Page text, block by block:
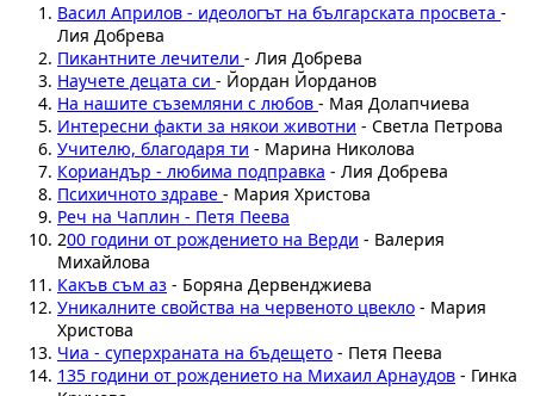
Васил Априлов - идеологът на българската просвета -
Лия Добрева
Пикантните лечители - Лия Добрева
Научете децата си - Йордан Йорданов
На нашите съземляни с любов - Мая Долапчиева
Интересни факти за някои животни - Светла Петрова
Учителю, благодаря ти - Марина Николова
Кориандър - любима подправка - Лия Добрева
Психичното здраве - Мария Христова
Реч на Чаплин - Петя Пеева
200 години от рождението на Верди - Валерия
Михайлова
Какъв съм аз - Боряна Дервенджиева
Уникалните свойства на червеното цвекло - Мария
Христова
Чиа - суперхраната на бъдещето - Петя Пеева
135 години от рождението на Михаил Арнаудов - Гинка